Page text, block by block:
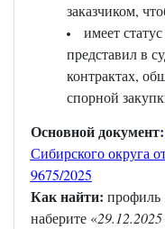
заказчиком,
имеет
представил в
контрактах,
спорной
Основной документ:
Сибирского округа
9675/2025
Как найти: профиль
наберите «